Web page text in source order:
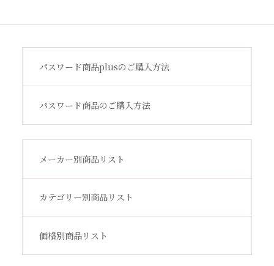
パスワード商品plusのご購入方法
パスワード商品のご購入方法
メーカー別商品リスト
カテゴリー別商品リスト
価格別商品リスト